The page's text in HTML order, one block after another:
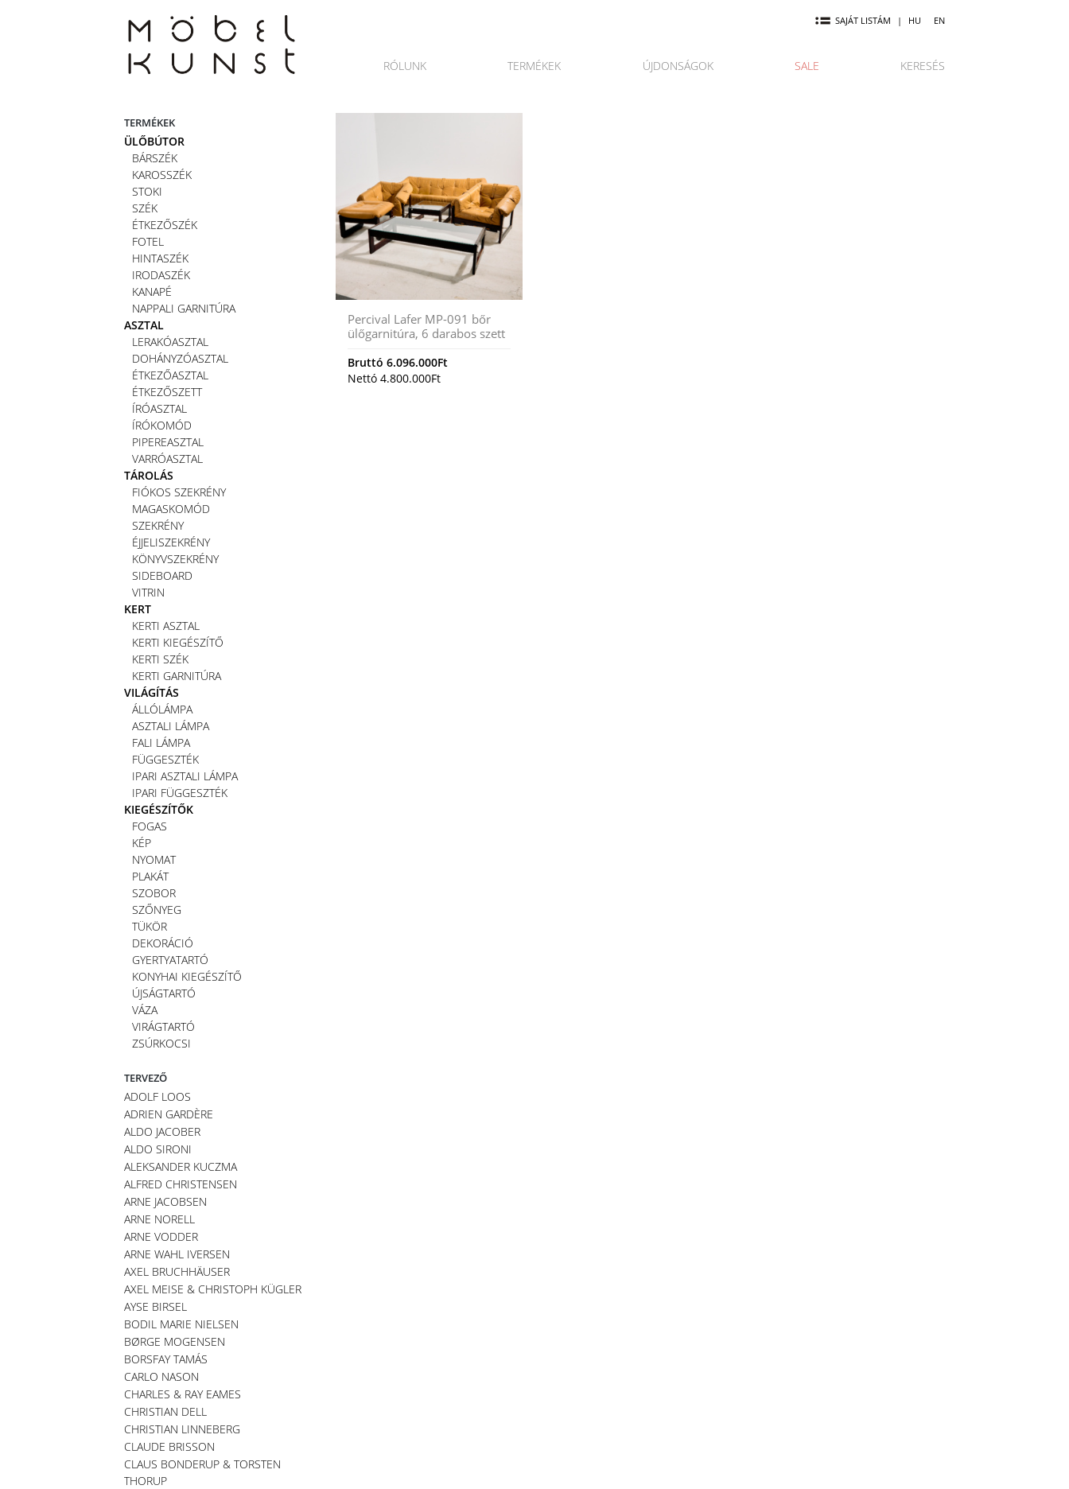
SAJÁT LISTÁM | HU EN
RÓLUNK TERMÉKEK ÚJDONSÁGOK SALE KERESÉS
TERMÉKEK
ÜLŐBÚTOR
BÁRSZÉK
KAROSSZÉK
STOKI
SZÉK
ÉTKEZŐSZÉK
FOTEL
HINTASZÉK
IRODASZÉK
KANAPÉ
NAPPALI GARNITÚRA
ASZTAL
LERAKÓASZTAL
DOHÁNYZÓASZTAL
ÉTKEZŐASZTAL
ÉTKEZŐSZETT
ÍRÓASZTAL
ÍRÓKOMÓD
PIPEREASZTAL
VARRÓASZTAL
TÁROLÁS
FIÓKOS SZEKRÉNY
MAGASKOMÓD
SZEKRÉNY
ÉJJELISZEKRÉNY
KÖNYVSZEKRÉNY
SIDEBOARD
VITRIN
KERT
KERTI ASZTAL
KERTI KIEGÉSZÍTŐ
KERTI SZÉK
KERTI GARNITÚRA
VILÁGÍTÁS
ÁLLÓLÁMPA
ASZTALI LÁMPA
FALI LÁMPA
FÜGGESZTÉK
IPARI ASZTALI LÁMPA
IPARI FÜGGESZTÉK
KIEGÉSZÍTŐK
FOGAS
KÉP
NYOMAT
PLAKÁT
SZOBOR
SZŐNYEG
TÜKÖR
DEKORÁCIÓ
GYERTYATARTÓ
KONYHAI KIEGÉSZÍTŐ
ÚJSÁGTARTÓ
VÁZA
VIRÁGTARTÓ
ZSÚRKOCSI
TERVEZŐ
ADOLF LOOS
ADRIEN GARDÈRE
ALDO JACOBER
ALDO SIRONI
ALEKSANDER KUCZMA
ALFRED CHRISTENSEN
ARNE JACOBSEN
ARNE NORELL
ARNE VODDER
ARNE WAHL IVERSEN
AXEL BRUCHHÄUSER
AXEL MEISE & CHRISTOPH KÜGLER
AYSE BIRSEL
BODIL MARIE NIELSEN
BØRGE MOGENSEN
BORSFAY TAMÁS
CARLO NASON
CHARLES & RAY EAMES
CHRISTIAN DELL
CHRISTIAN LINNEBERG
CLAUDE BRISSON
CLAUS BONDERUP & TORSTEN
THORUP
Percival Lafer MP-091 bőr
ülőgarnitúra, 6 darabos szett
Bruttó 6.096.000Ft
Nettó 4.800.000Ft